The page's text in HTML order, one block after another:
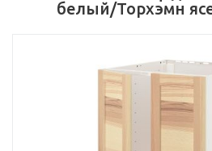
белый/Торхэмн